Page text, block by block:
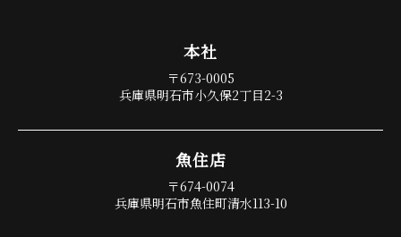
本 社
〒673-0005
兵庫県明石市小久保2丁目2-3
魚 住 店
〒674-0074
兵庫県明石市魚住町清水113-10